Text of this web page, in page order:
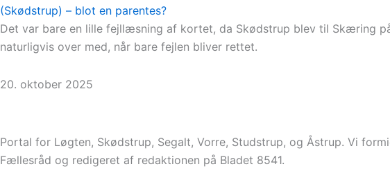
(Skødstrup) – blot en parentes?
Det var bare en lille fejllæsning af kortet, da Skødstrup blev til Skæring
naturligvis over med, når bare fejlen bliver rettet.
20. oktober 2025
Portal for Løgten, Skødstrup, Segalt, Vorre, Studstrup, og Åstrup. Vi
Fællesråd og redigeret af redaktionen på Bladet 8541.